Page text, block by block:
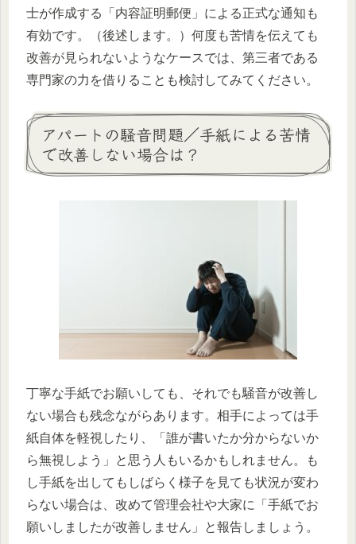
士が作成する「内容証明郵便」による正式な通知も
有効です。（後述します。）何度も苦情を伝えても
改善が見られないようなケースでは、第三者である
専門家の力を借りることも検討してみてください。
アパートの騒音問題／手紙による苦情
で改善しない場合は？
丁寧な手紙でお願いしても、それでも騒音が改善し
ない場合も残念ながらあります。相手によっては手
紙自体を軽視したり、「誰が書いたか分からないか
ら無視しよう」と思う人もいるかもしれません。も
し手紙を出してもしばらく様子を見ても状況が変わ
らない場合は、改めて管理会社や大家に「手紙でお
願いしましたが改善しません」と報告しましょう。